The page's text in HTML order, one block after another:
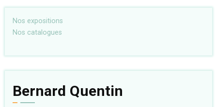
Nos expositions
Nos catalogues
Bernard Quentin